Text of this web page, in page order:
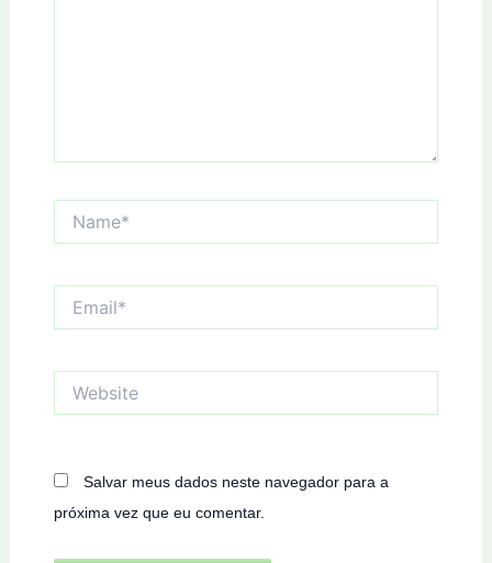
Salvar meus dados neste navegador para a
próxima vez que eu comentar.